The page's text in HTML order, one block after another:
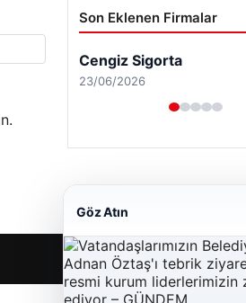
Son Eklenen Firmalar
Cengiz Sigorta
23/06/2026
Göz Atın